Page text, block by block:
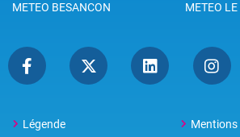
METEO BESANCON
METEO
Légende Mentions